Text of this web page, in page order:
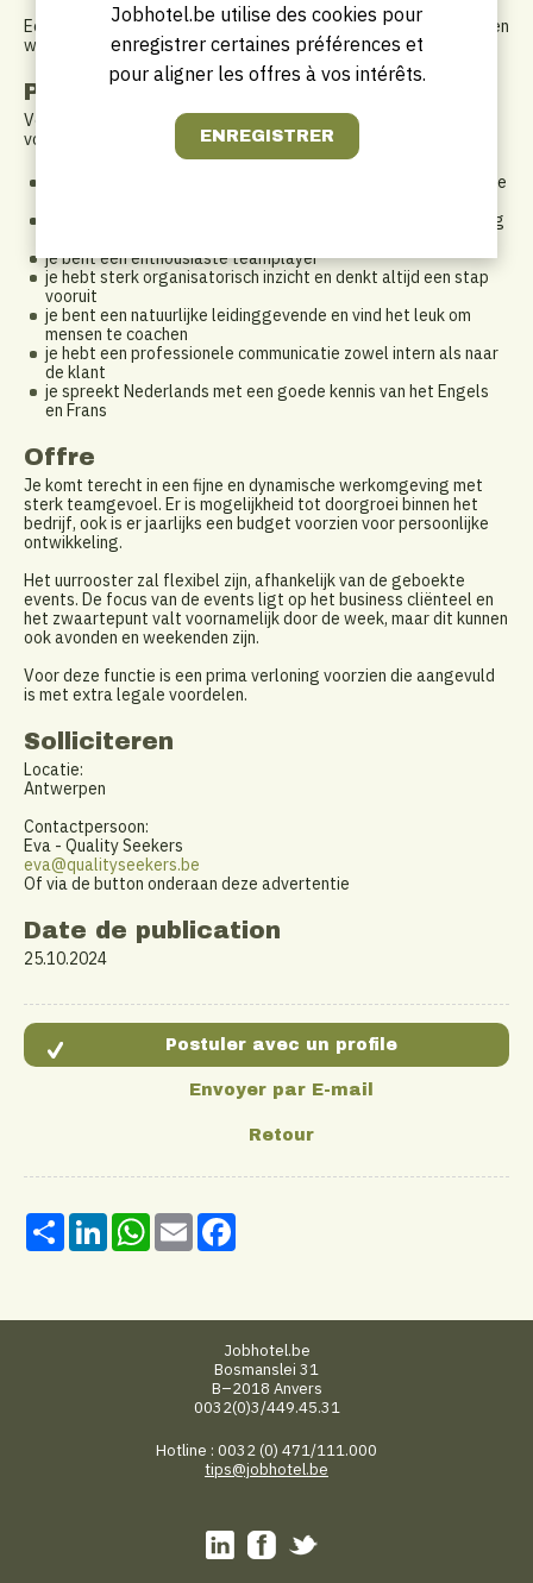
Een divers takenpakket met verschillende verantwoordelijkheden
waartussen je dagelijks moet schakelen!
Profil
Voor deze vacature zijn we op zoek naar iemand die zich in de
volgende dingen kan vinden;
je bent een passie voor de horeca en bij voorkeur al een eerste
je bent een zelfstandig persoon die graag uit eigen beweging
je bent een enthousiaste teamplayer
je hebt sterk organisatorisch inzicht en denkt altijd een stap
vooruit
je bent een natuurlijke leidinggevende en vind het leuk om
mensen te coachen
je hebt een professionele communicatie zowel intern als naar
de klant
je spreekt Nederlands met een goede kennis van het Engels
en Frans
Offre
Je komt terecht in een fijne en dynamische werkomgeving met
sterk teamgevoel. Er is mogelijkheid tot doorgroei binnen het
bedrijf, ook is er jaarlijks een budget voorzien voor persoonlijke
ontwikkeling.
Het uurrooster zal flexibel zijn, afhankelijk van de geboekte
events. De focus van de events ligt op het business cliënteel en
het zwaartepunt valt voornamelijk door de week, maar dit kunnen
ook avonden en weekenden zijn.
Voor deze functie is een prima verloning voorzien die aangevuld
is met extra legale voordelen.
Solliciteren
Locatie:
Antwerpen
Contactpersoon:
Eva - Quality Seekers
eva@qualityseekers.be
Of via de button onderaan deze advertentie
Date de publication
25.10.2024
Share LinkedInWhatsApp
Email
Jobhotel.be
Bosmanslei 31
B–2018 Anvers
0032(0)3/449.45.31
Hotline : 0032 (0) 471/111.000
tips@jobhotel.be
Jobhotel.be utilise des cookies pour
enregistrer certaines préférences et
pour aligner les offres à vos intérêts.